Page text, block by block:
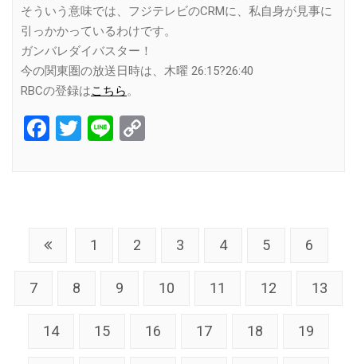
そういう意味では、フジテレビのCRMに、私自身が見事に
引っかかっているわけです。
ガンバレダイバスター！
今の関東圏の放送日時は、木曜 26:15?26:40
RBCの登録はこちら。
Facebook
Twitter
Line
1 2 3 4 5 6
7 8 9 10 11 12 13
14 15 16 17 18 19